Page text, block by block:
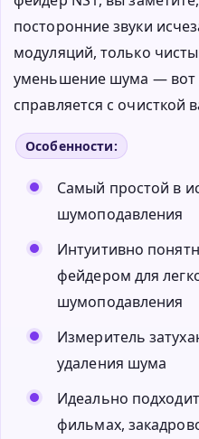
посторонние звуки
модуляций, только
уменьшение шума — вот
справляется с очисткой
Особенности:
Самый простой в
шумоподавления
Интуитивно
фейдером для
шумоподавления
Измеритель
удаления шума
Идеально
фильмах,